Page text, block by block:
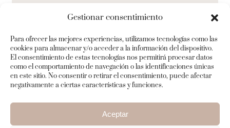
Gestionar consentimiento
Para ofrecer las mejores experiencias, utilizamos tecnologías como las
cookies para almacenar y/o acceder a la información del dispositivo.
El consentimiento de estas tecnologías nos permitirá procesar datos
como el comportamiento de navegación o las identificaciones únicas
en este sitio. No consentir o retirar el consentimiento, puede afectar
negativamente a ciertas características y funciones.
Aceptar